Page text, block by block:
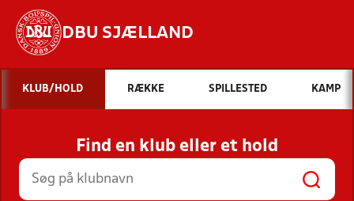
DBU SJÆLLAND
Hvad vil du søge efter?
INDHOLD OG NYHEDER
STILLINGER, RESULTATER, KLUBBER OG
HOLD
KLUB/HOLD RÆKKE SPILLESTED KAMP
Find en klub eller et hold